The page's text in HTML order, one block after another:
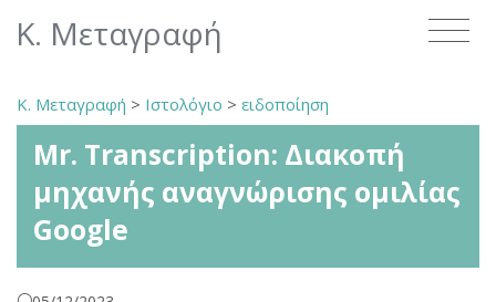
Κ. Μεταγραφή
Κ. Μεταγραφή > Ιστολόγιο > ειδοποίηση
Mr. Transcription: Διακοπή
μηχανής αναγνώρισης ομιλίας
Google